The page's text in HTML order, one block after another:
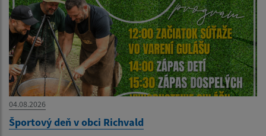
04.08.2026
Športový deň v obci Richvald